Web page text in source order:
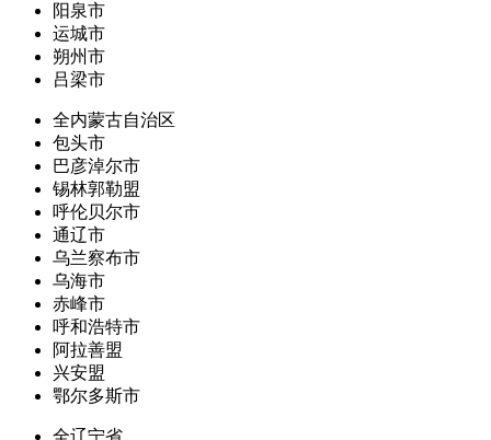
阳泉市
运城市
朔州市
吕梁市
全内蒙古自治区
包头市
巴彦淖尔市
锡林郭勒盟
呼伦贝尔市
通辽市
乌兰察布市
乌海市
赤峰市
呼和浩特市
阿拉善盟
兴安盟
鄂尔多斯市
全辽宁省